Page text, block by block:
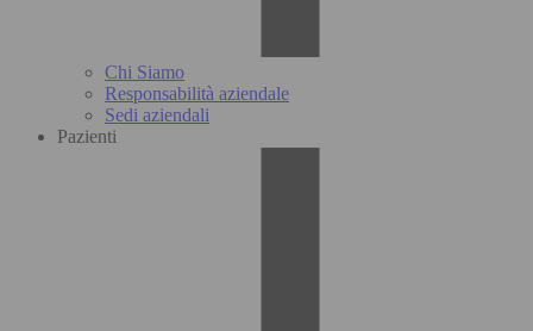
Chi Siamo
Responsabilità aziendale
Sedi aziendali
Pazienti